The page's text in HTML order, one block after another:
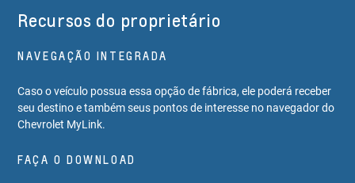
Recursos do proprietário
NAVEGAÇÃO INTEGRADA
Caso o veículo possua essa opção de fábrica, ele poderá receber
seu destino e também seus pontos de interesse no navegador do
Chevrolet MyLink.
FAÇA O DOWNLOAD